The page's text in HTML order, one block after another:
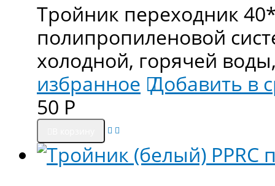
Тройник переходник
полипропиленовой
холодной, горячей
избранное Добавить в
50 Р